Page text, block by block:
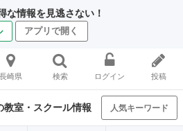
な情報を見逃さない！
アプリで開く
長崎県 検索 ログイン 投稿
教室・スクール情報 人気キーワード